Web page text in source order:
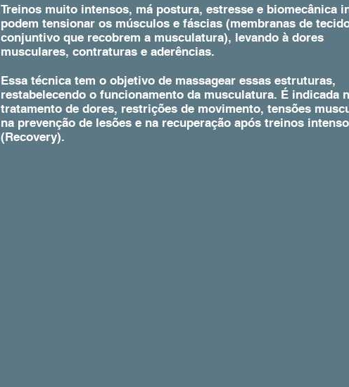
Treinos muito intensos, má postura, estresse e biomecânica
podem tensionar os músculos e fáscias (membranas de
conjuntivo que recobrem a musculatura), levando à dores
musculares, contraturas e aderências.
Essa técnica tem o objetivo de massagear essas estruturas,
restabelecendo o funcionamento da musculatura. É indicada
tratamento de dores, restrições de movimento, tensões
na prevenção de lesões e na recuperação após treinos
(Recovery).